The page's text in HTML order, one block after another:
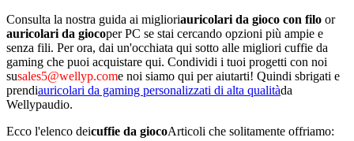
Consulta la nostra guida ai miglioriauricolari da gioco con filo or
auricolari da giocoper PC se stai cercando opzioni più ampie e
senza fili. Per ora, dai un'occhiata qui sotto alle migliori cuffie da
gaming che puoi acquistare qui. Condividi i tuoi progetti con noi
susales5@wellyp.come noi siamo qui per aiutarti! Quindi sbrigati e
prendiauricolari da gaming personalizzati di alta qualitàda
Wellypaudio.
Ecco l'elenco deicuffie da giocoArticoli che solitamente offriamo: